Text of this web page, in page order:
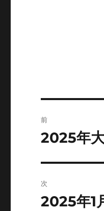
稿
ゲ
前
前
投
稿:
2025年
次
次
2025年1